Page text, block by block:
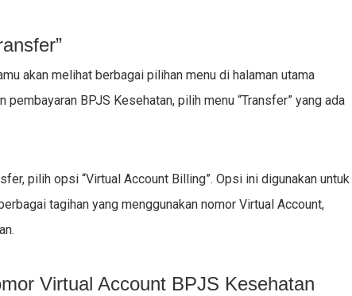
akan melihat berbagai pilihan menu di halaman utama
pembayaran BPJS Kesehatan, pilih menu “Transfer” yang ada
pilih opsi “Virtual Account Billing”. Opsi ini digunakan untuk
tagihan yang menggunakan nomor Virtual Account,
Virtual Account BPJS Kesehatan